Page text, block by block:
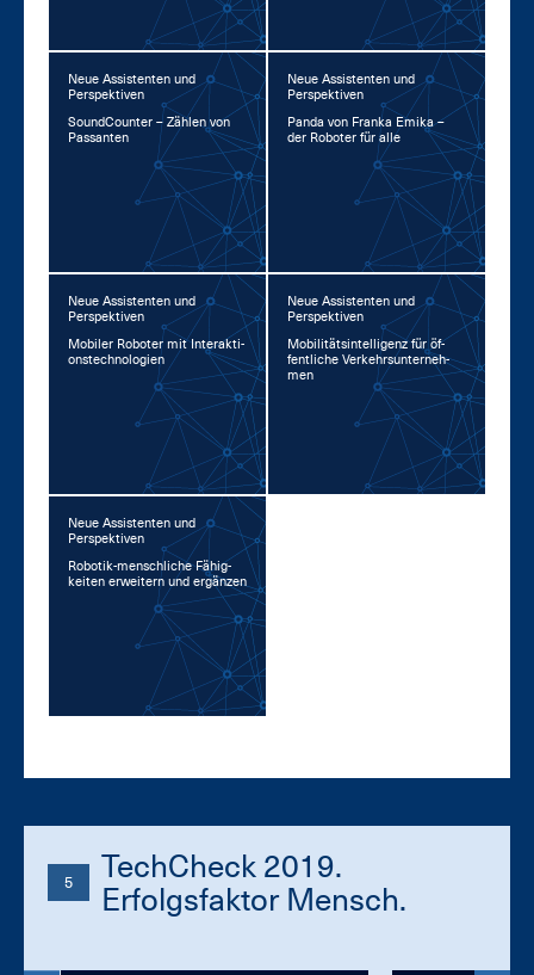
Neue Assistenten und
Perspektiven
Sound­Coun­ter – Zäh­len von
Pas­san­ten
Neue Assistenten und
Perspektiven
Pan­da von Fran­ka Emi­ka –
der Ro­bo­ter für al­le
Neue Assistenten und
Perspektiven
Mo­bi­ler Ro­bo­ter mit In­ter­ak­ti­
ons­tech­no­lo­gi­en
Neue Assistenten und
Perspektiven
Mo­bi­li­täts­in­tel­li­genz für öf­
fent­li­che Ver­kehrs­un­ter­neh­
men
Neue Assistenten und
Perspektiven
Ro­bo­tik-mensch­li­che Fä­hig­
kei­ten er­wei­tern und er­gän­zen
5
TechCheck 2019.
Erfolgsfaktor Mensch.